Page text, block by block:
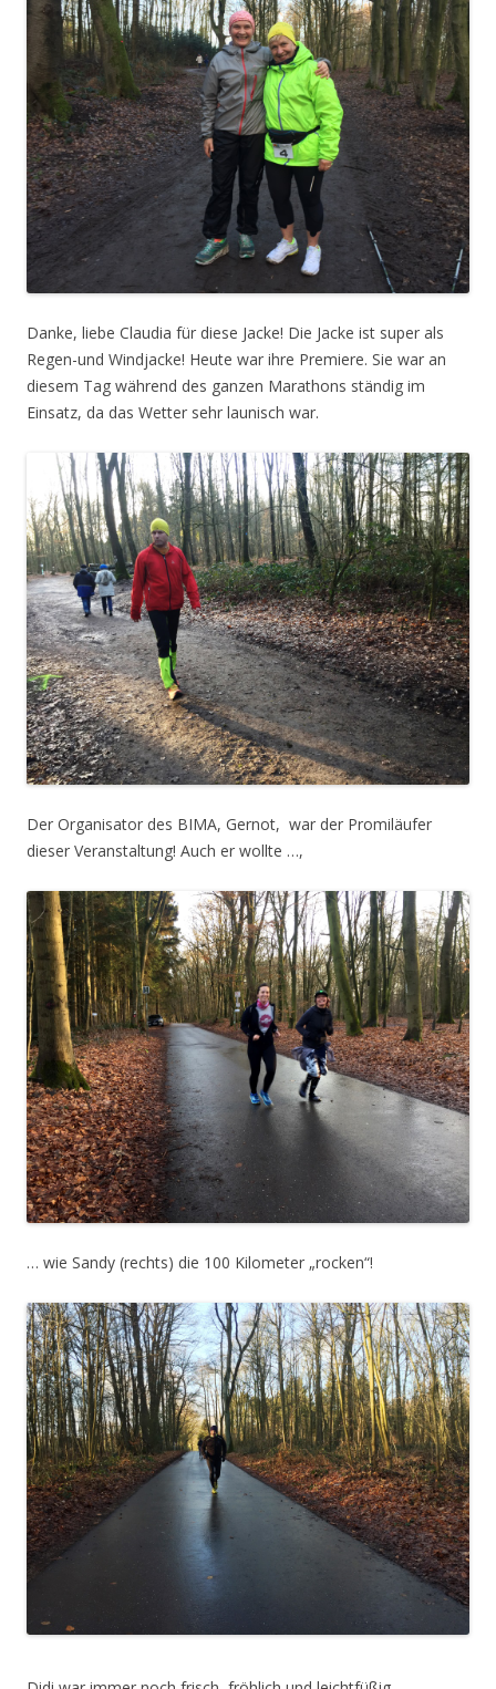
Danke, liebe Claudia für diese Jacke! Die Jacke ist super als
Regen-und Windjacke! Heute war ihre Premiere. Sie war an
diesem Tag während des ganzen Marathons ständig im
Einsatz, da das Wetter sehr launisch war.
Der Organisator des BIMA, Gernot, war der Promiläufer
dieser Veranstaltung! Auch er wollte …,
… wie Sandy (rechts) die 100 Kilometer „rocken“!